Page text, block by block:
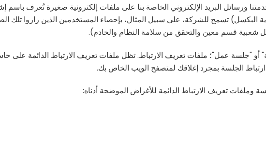
ورسائل البريد الإلكتروني الخاصة بنا على ملفات إلكترونية صغيرة تُعرف باسم
تسمح للشركة، على سبيل المثال، بإحصاء المستخدمين الذين زاروا تلك
شعبية قسم معين والتحقق من سلامة النظام والخادم).
أو "جلسة عمل"؛ ملفات تعريف الارتباط. تظل ملفات تعريف الارتباط الدائمة
الجلسة بمجرد إغلاقك لمتصفح الويب الخاص بك.
وملفات تعريف الارتباط الدائمة للأغراض الموضحة أدناه: